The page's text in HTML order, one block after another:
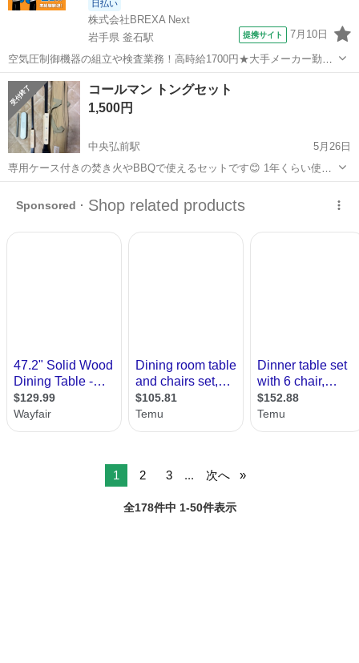
日払い
株式会社BREXA Next
岩手県 釜石駅
提携サイト 7月10日
空気圧制御機器の組立や検査業務！高時給1700円★大手メーカー勤
務！嬉しい寮費無料！ワンルーム寮完備★マイカー通勤OK＆工場敷地
内に無料駐車場あり★！《岩手県釜石市》 人気の工場のお仕事 ◇空気
圧制御機器（シリンダ、バルブ...
岩手 釜石市 その他
コールマン トングセット
1,500円
中央弘前駅
5月26日
専用ケース付きの焚き火やBBQで使えるセットです😊 1年くらい使用
してたので全体的に使用感あります。 火バサミとショベルはほとんど
使用してないので綺麗な方だと思います。 ※商品詳細4枚目参照 受け
渡しは弘前石渡マルハンか五...
1 2 3 ... 次へ
全178件中 1-50件表示